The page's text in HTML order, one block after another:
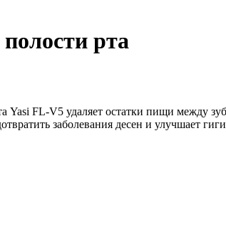
рта
Yasi FL-V5 удаляет остатки пищи между
заболевания десен и улучшает